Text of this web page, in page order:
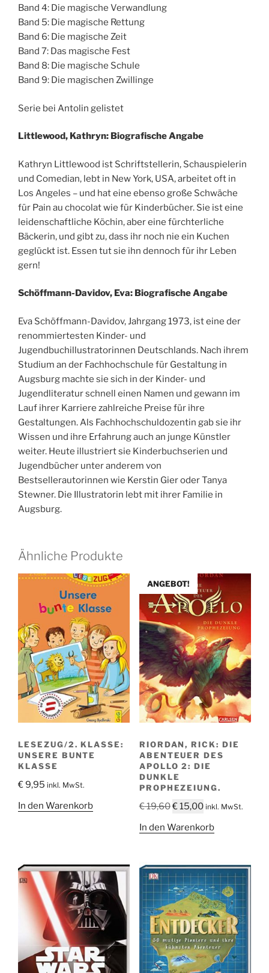
Band 4: Die magische Verwandlung
Band 5: Die magische Rettung
Band 6: Die magische Zeit
Band 7: Das magische Fest
Band 8: Die magische Schule
Band 9: Die magischen Zwillinge
Serie bei Antolin gelistet
Littlewood, Kathryn: Biografische Angabe
Kathryn Littlewood ist Schriftstellerin, Schauspielerin
und Comedian, lebt in New York, USA, arbeitet oft in
Los Angeles – und hat eine ebenso große Schwäche
für Pain au chocolat wie für Kinderbücher. Sie ist eine
leidenschaftliche Köchin, aber eine fürchterliche
Bäckerin, und gibt zu, dass ihr noch nie ein Kuchen
geglückt ist. Essen tut sie ihn dennoch für ihr Leben
gern!
Schöffmann-Davidov, Eva: Biografische Angabe
Eva Schöffmann-Davidov, Jahrgang 1973, ist eine der
renommiertesten Kinder- und
Jugendbuchillustratorinnen Deutschlands. Nach ihrem
Studium an der Fachhochschule für Gestaltung in
Augsburg machte sie sich in der Kinder- und
Jugendliteratur schnell einen Namen und gewann im
Lauf ihrer Karriere zahlreiche Preise für ihre
Gestaltungen. Als Fachhochschuldozentin gab sie ihr
Wissen und ihre Erfahrung auch an junge Künstler
weiter. Heute illustriert sie Kinderbuchserien und
Jugendbücher unter anderem von
Bestsellerautorinnen wie Kerstin Gier oder Tanya
Stewner. Die Illustratorin lebt mit ihrer Familie in
Augsburg.
Ähnliche Produkte
LESEZUG/2. KLASSE:
UNSERE BUNTE
KLASSE
€9,95 inkl. MwSt.
In den Warenkorb
ANGEBOT!
RIORDAN, RICK: DIE
ABENTEUER DES
APOLLO 2: DIE
DUNKLE
PROPHEZEIUNG.
€19,60Ursprünglicher
war:
€15,00Aktueller
ist:
inkl. MwSt.
In den Warenkorb